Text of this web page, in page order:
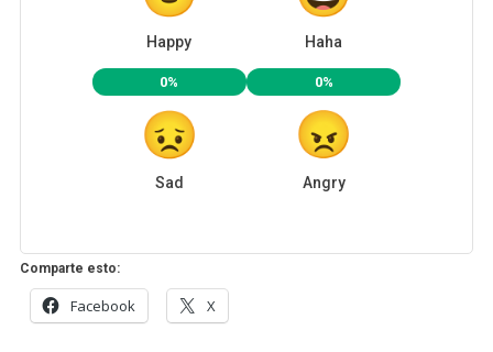
Happy Haha
0%
Sad
0%
Angry
Comparte esto:
Facebook X